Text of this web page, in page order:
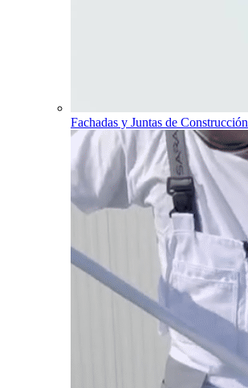
Fachadas y Juntas de Construcción